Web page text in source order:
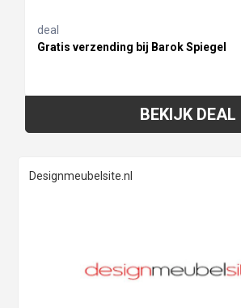
deal
Gratis verzending bij Barok Spiegel
BEKIJK DEAL
Designmeubelsite.nl